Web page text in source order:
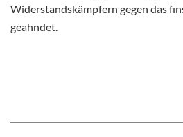
Widerstandskämpfern gegen das
geahndet.